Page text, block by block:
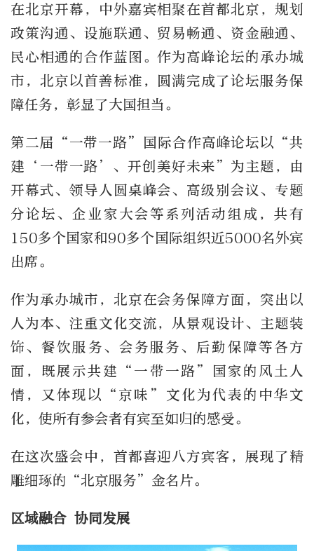
在北京开幕，中外嘉宾相聚在首都北京，规划
政策沟通、设施联通、贸易畅通、资金融通、
民心相通的合作蓝图。作为高峰论坛的承办城
市，北京以首善标准，圆满完成了论坛服务保
障任务，彰显了大国担当。
第二届“一带一路”国际合作高峰论坛以“共
建‘一带一路’、开创美好未来”为主题，由
开幕式、领导人圆桌峰会、高级别会议、专题
分论坛、企业家大会等系列活动组成，共有
150多个国家和90多个国际组织近5000名外宾
出席。
作为承办城市，北京在会务保障方面，突出以
人为本、注重文化交流，从景观设计、主题装
饰、餐饮服务、会务服务、后勤保障等各方
面，既展示共建“一带一路”国家的风土人
情，又体现以“京味”文化为代表的中华文
化，使所有参会者有宾至如归的感受。
在这次盛会中，首都喜迎八方宾客，展现了精
雕细琢的“北京服务”金名片。
区域融合 协同发展